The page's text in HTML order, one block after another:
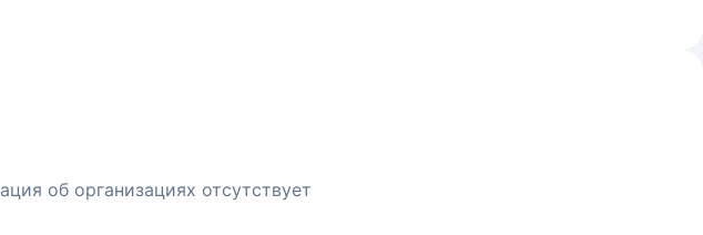
об организациях отсутствует